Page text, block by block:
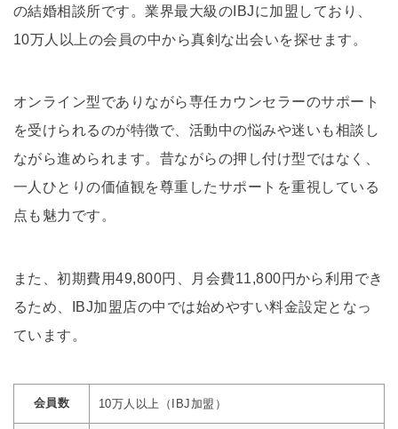
の結婚相談所です。業界最大級のIBJに加盟しており、
10万人以上の会員の中から真剣な出会いを探せます。
オンライン型でありながら専任カウンセラーのサポート
を受けられるのが特徴で、活動中の悩みや迷いも相談し
ながら進められます。昔ながらの押し付け型ではなく、
一人ひとりの価値観を尊重したサポートを重視している
点も魅力です。
また、初期費用49,800円、月会費11,800円から利用でき
るため、IBJ加盟店の中では始めやすい料金設定となっ
ています。
会員数 10万人以上（IBJ加盟）